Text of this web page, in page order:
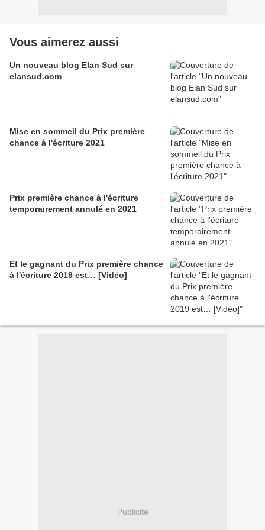
Vous aimerez aussi
Un nouveau blog Elan Sud sur
elansud.com
Mise en sommeil du Prix première
chance à l'écriture 2021
Prix première chance à l'écriture
temporairement annulé en 2021
Et le gagnant du Prix première chance
à l'écriture 2019 est… [Vidéo]
Publicité